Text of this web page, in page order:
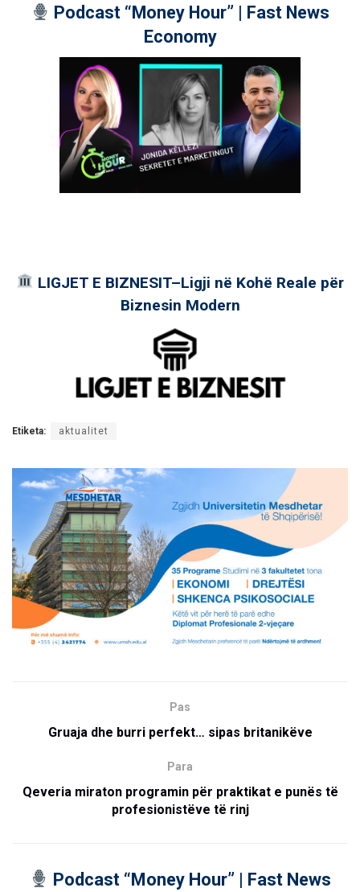
Podcast “Money Hour” | Fast News
Economy
LIGJET E BIZNESIT–Ligji në Kohë Reale për
Biznesin Modern
Etiketa: aktualitet
Pas
Gruaja dhe burri perfekt… sipas britanikëve
Para
Qeveria miraton programin për praktikat e punës të
profesionistëve të rinj
Podcast “Money Hour” | Fast News